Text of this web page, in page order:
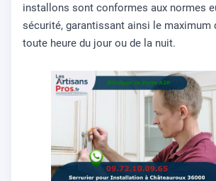
installons sont conformes aux normes
sécurité, garantissant ainsi le maximum
toute heure du jour ou de la nuit.